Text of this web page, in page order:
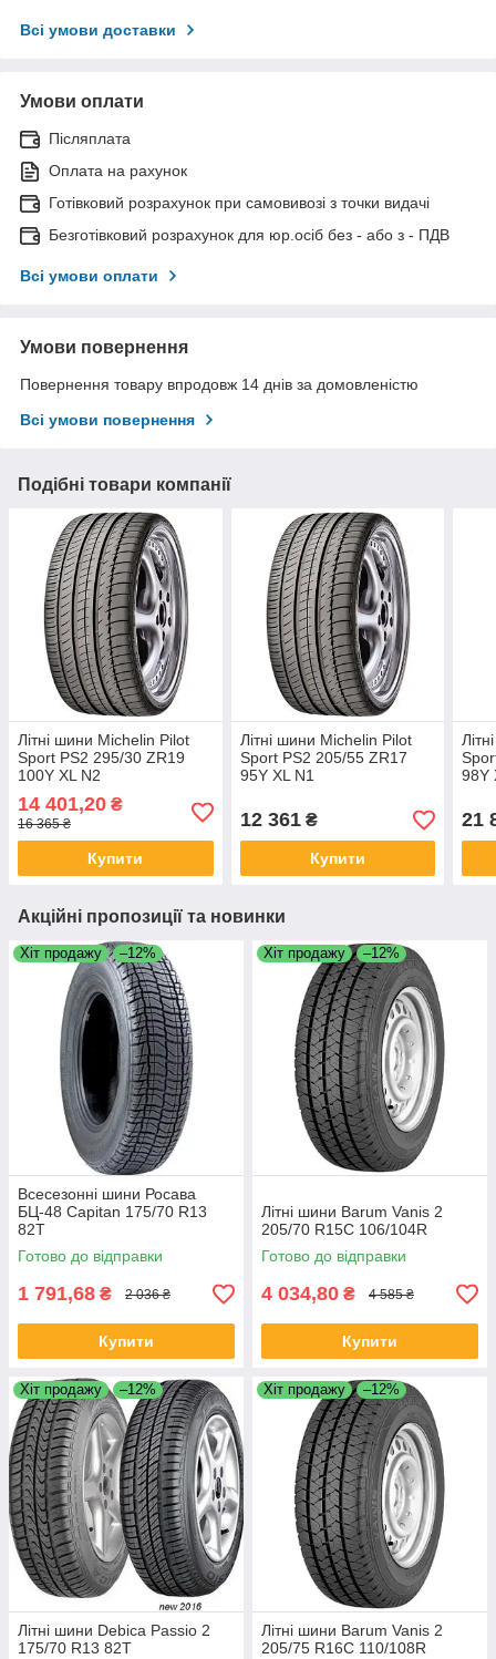
Всі умови доставки
Умови оплати
Післяплата
Оплата на рахунок
Готівковий розрахунок при самовивозі з точки видачі
Безготівковий розрахунок для юр.осіб без - або з - ПДВ
Всі умови оплати
Умови повернення
Повернення товару впродовж 14 днів за домовленістю
Всі умови повернення
Подібні товари компанії
Літні шини Michelin Pilot
Sport PS2 295/30 ZR19
100Y XL N2
14 401,20 ₴
16 365 ₴
Купити
Літні шини Michelin Pilot
Sport PS2 205/55 ZR17
95Y XL N1
12 361₴
Купити
98Y
21
Акційні пропозиції та новинки
Хіт продажу –12%
Всесезонні шини Росава
БЦ-48 Capitan 175/70 R13
82T
Готово до відправки
1 791,68 ₴ 2 036 ₴
Купити
Хіт продажу –12%
Літні шини Barum Vanis 2
205/70 R15C 106/104R
Готово до відправки
4 034,80 ₴ 4 585 ₴
Купити
Хіт продажу –12%
Літні шини Debica Passio 2
175/70 R13 82T
Хіт продажу –12%
Літні шини Barum Vanis 2
205/75 R16C 110/108R